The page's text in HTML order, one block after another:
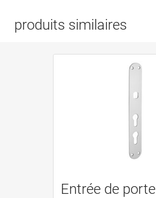
produits similaires
Entrée de porte